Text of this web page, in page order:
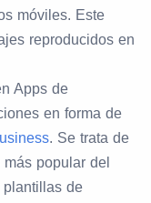
móviles. Este
reproducidos en
Apps de
en forma de
. Se trata de
popular del
plantillas de